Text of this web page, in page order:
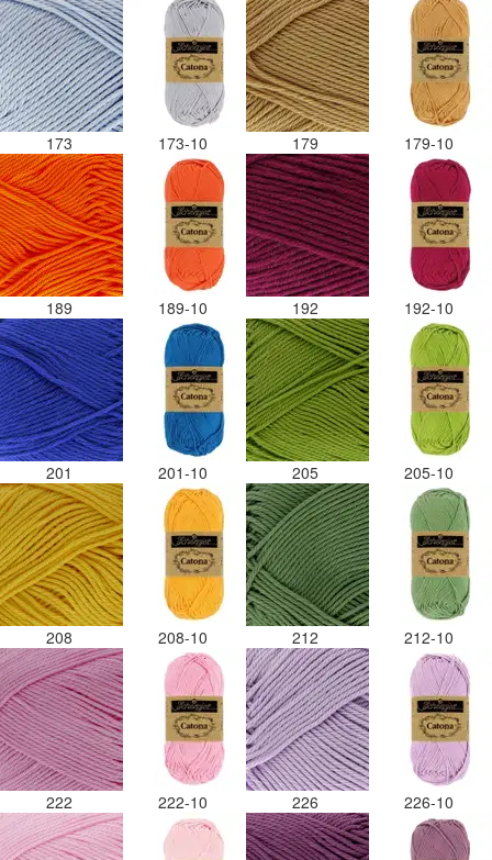
173 173-10 179 179-10
189 189-10 192 192-10
201 201-10 205 205-10
208 208-10 212 212-10
222 222-10 226 226-10